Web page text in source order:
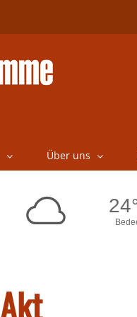
Über uns